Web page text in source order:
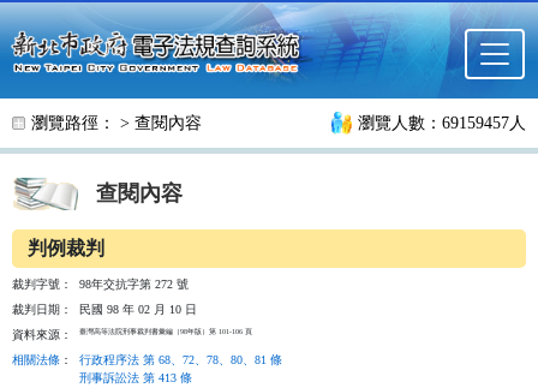
跳至主要內容
瀏覽路徑： > 查閱內容 瀏覽人數：69159457人
查閱內容
判例裁判
裁判字號：
98年交抗字第 272 號
裁判日期：
民國 98 年 02 月 10 日
資料來源：
臺灣高等法院刑事裁判書彙編（98年版）第 101-106 頁
相關法條 ：
行政程序法 第 68、72、78、80、81 條
刑事訴訟法 第 413 條